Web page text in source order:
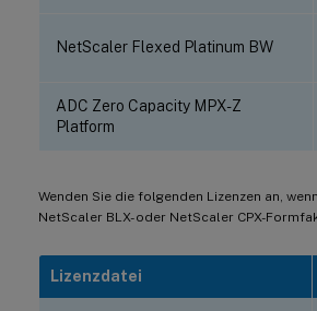
NetScaler Flexed Platinum BW
ADC Zero Capacity MPX-Z
Platform
Wenden Sie die folgenden Lizenzen an,
NetScaler BLX- oder NetScaler CPX-
Lizenzdatei